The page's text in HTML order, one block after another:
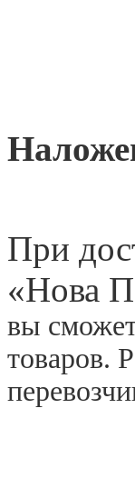
При
«Нова
вы
товаров.